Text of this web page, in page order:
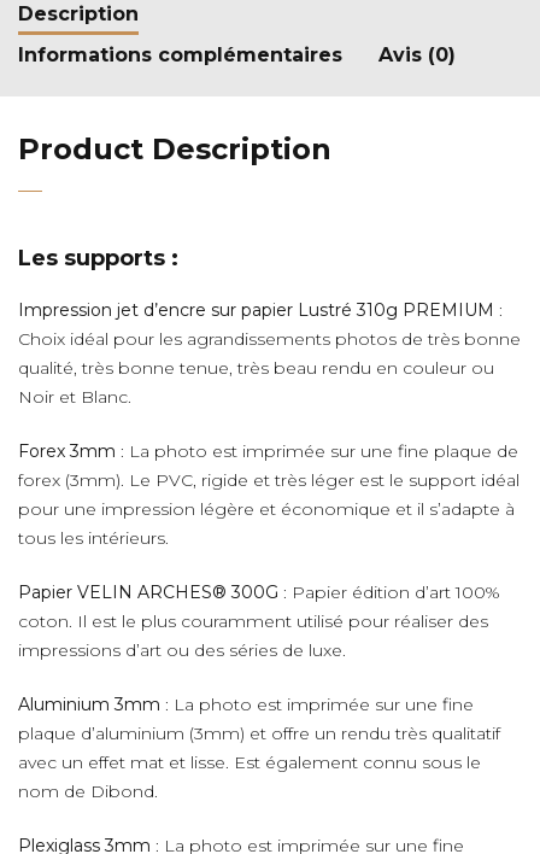
Description
Informations complémentaires
Avis (0)
Product Description
Les supports :
Impression jet d’encre sur papier Lustré 310g PREMIUM :
Choix idéal pour les agrandissements photos de très bonne
qualité, très bonne tenue, très beau rendu en couleur ou
Noir et Blanc.
Forex 3mm : La photo est imprimée sur une fine plaque de
forex (3mm). Le PVC, rigide et très léger est le support idéal
pour une impression légère et économique et il s’adapte à
tous les intérieurs.
Papier VELIN ARCHES® 300G : Papier édition d’art 100%
coton. Il est le plus couramment utilisé pour réaliser des
impressions d’art ou des séries de luxe.
Aluminium 3mm : La photo est imprimée sur une fine
plaque d’aluminium (3mm) et offre un rendu très qualitatif
avec un effet mat et lisse. Est également connu sous le
nom de Dibond.
Plexiglass 3mm : La photo est imprimée sur une fine